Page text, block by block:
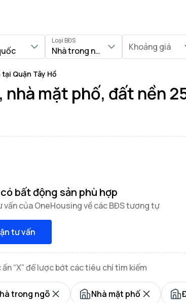
Loại BĐS
Nhà trong ngõ, Nhà mặt phố, Đất
Khoảng giá
Quận Tây Hồ
mặt phố, đất nền
bất động sản phù hợp
vấn của OneHousing về các BĐS tương tự
tư vấn
ấn “X” để lược bớt các tiêu chí tìm kiếm
trong ngõ Nhà mặt phố